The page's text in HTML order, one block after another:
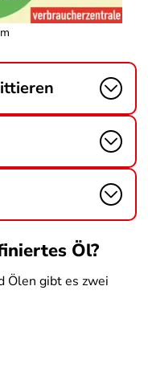
Öl?
Ölen gibt es zwei